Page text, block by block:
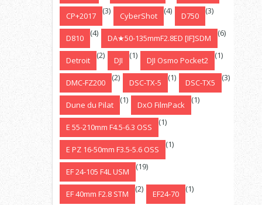
CP+2017 (3) CyberShot (4) D750 (3)
D810 (4) DA★50-135mmF2.8ED [IF]SDM (6)
Detroit (2) DJI (1) DJI Osmo Pocket2 (1)
DMC-FZ200 (2) DSC-TX-5 (1) DSC-TX5 (3)
Dune du Pilat (1) DxO FilmPack (1)
E 55-210mm F4.5-6.3 OSS (1)
E PZ 16-50mm F3.5-5.6 OSS (1)
EF 24-105 F4L USM (19)
EF 40mm F2.8 STM (2) EF24-70 (1)